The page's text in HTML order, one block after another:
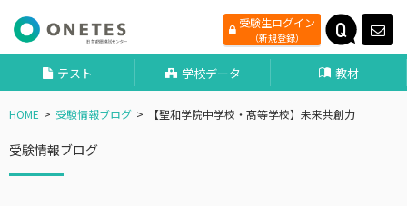
受験生ログイン
（新規登録）
テスト 学校データ 教材
HOME 受験情報ブログ 【聖和学院中学校・髙等学校】未来共創力
受験情報ブログ